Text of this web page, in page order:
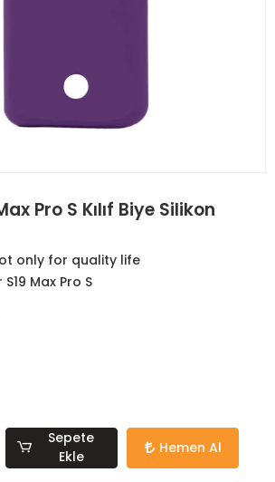
Pro S Kılıf Biye Silikon
only for quality life
Max Pro S
Sepete
Ekle
Hemen Al